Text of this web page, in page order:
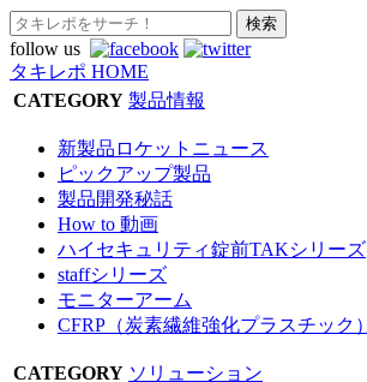
follow us
タキレポ HOME
CATEGORY 製品情報
新製品ロケットニュース
ピックアップ製品
製品開発秘話
How to 動画
ハイセキュリティ錠前TAKシリーズ
staffシリーズ
モニターアーム
CFRP（炭素繊維強化プラスチック）
CATEGORY ソリューション